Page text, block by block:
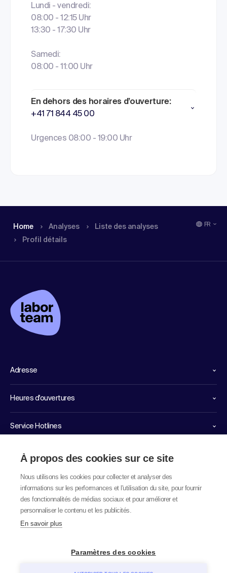
Lundi - vendredi:
08:00 - 12:15 Uhr
13:30 - 17:30 Uhr
Samedi:
08:00 - 11:00 Uhr
En dehors des horaires d’ouverture:
+41 71 844 45 00
Urgences 08:00 - 19:00 Uhr
Home Analyses
Liste des analyses
Profil détails
FR
Adresse
Heures d'ouvertures
Service Hotlines
Liens importants
À propos des cookies sur ce site
Nous utilisons les cookies pour collecter et analyser des
informations sur les performances et l'utilisation du site, pour fournir
des fonctionnalités de médias sociaux et pour améliorer et
personnaliser le contenu et les publicités.
En savoir plus
Paramètres des cookies